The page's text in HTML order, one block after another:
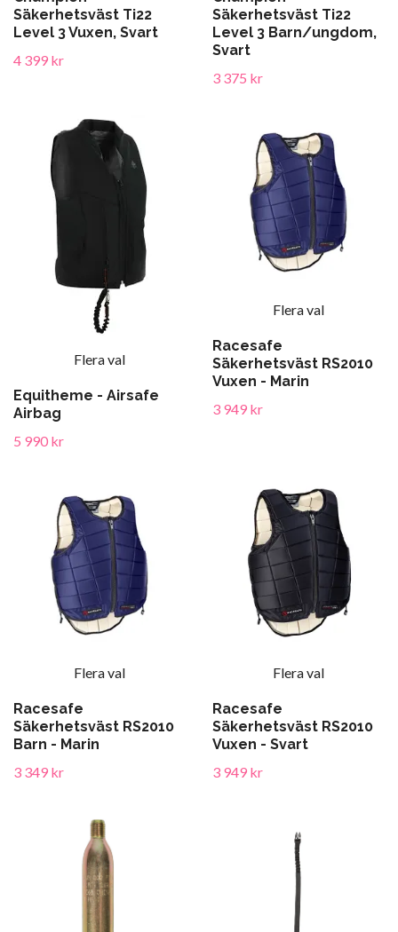
Säkerhetsväst Ti22
Level 3 Vuxen, Svart
4 399 kr
Säkerhetsväst Ti22
Level 3 Barn/ungdom,
Svart
3 375 kr
Flera val
Equitheme - Airsafe
Airbag
5 990 kr
Flera val
Racesafe
Säkerhetsväst RS2010
Vuxen - Marin
3 949 kr
Flera val
Racesafe
Säkerhetsväst RS2010
Barn - Marin
3 349 kr
Flera val
Racesafe
Säkerhetsväst RS2010
Vuxen - Svart
3 949 kr